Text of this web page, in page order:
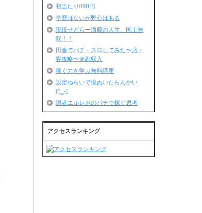
初当たり890円
学歴はないが野心はある
現役せどらー海藤の人生、国士無
双！！
田舎でパチ・スロしてみた〜店・
客攻略〜＠副収入
稼ぐ力を学ぶ無料講座
設定ねらいで億ぬいたらんかい
(^_-)
隠者エルレボのパチで稼ぐ思考
アクセスランキング